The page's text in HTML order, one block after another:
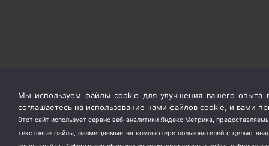
Мы используем файлы cookie для улучшения вашего опыта
соглашаетесь на использование нами файлов cookie, и вами
Этот сайт использует сервис веб-аналитики Яндекс Метрика,
текстовые файлы, размещаемые на компьютере пользователей с целью